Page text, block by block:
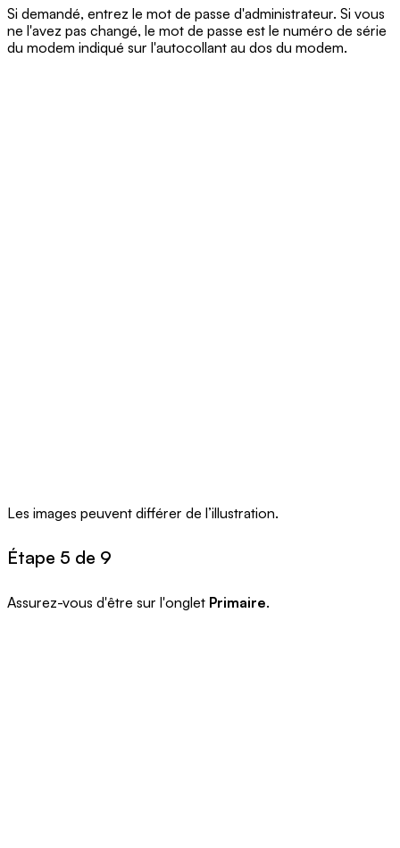
Si demandé, entrez le mot de passe d'administrateur. Si vous
ne l'avez pas changé, le mot de passe est le numéro de série
du modem indiqué sur l'autocollant au dos du modem.
Les images peuvent différer de l’illustration.
Étape 5 de 9
Assurez-vous d'être sur l'onglet Primaire.